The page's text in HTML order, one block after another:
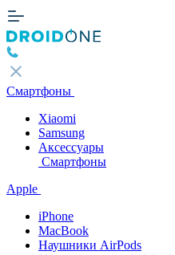
Смартфоны
Xiaomi
Samsung
Аксессуары
Смартфоны
Apple
iPhone
MacBook
Наушники AirPods